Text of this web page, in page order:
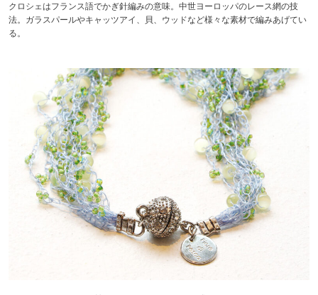
クロシェはフランス語でかぎ針編みの意味。中世ヨーロッパのレース網の技
法。ガラスパールやキャッツアイ、貝、ウッドなど様々な素材で編みあげてい
る。